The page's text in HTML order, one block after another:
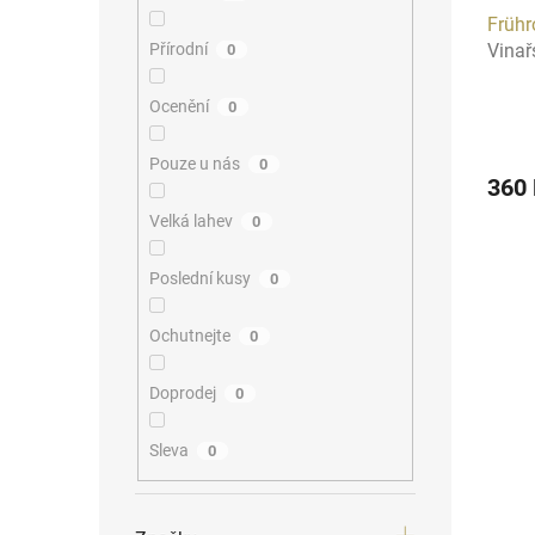
Přírodní 0
Ocenění 0
Pouze u nás 0
Velká lahev 0
Poslední kusy 0
Ochutnejte 0
Doprodej 0
Sleva 0
360